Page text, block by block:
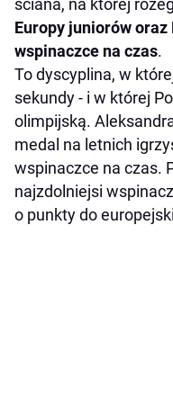
ściana, na której
Europy juniorów
wspinaczce na czas.
To dyscyplina, w
sekundy - i w której
olimpijską.
medal na letnich
wspinaczce na czas.
najzdolniejsi
o punkty do